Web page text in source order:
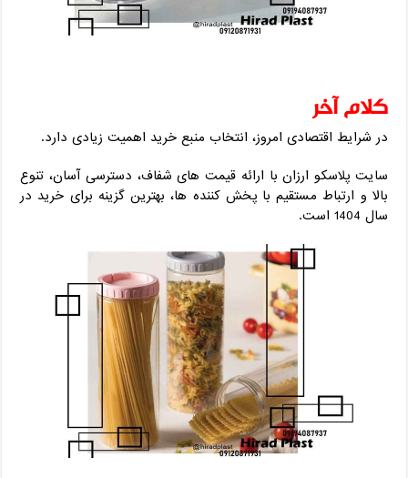
کلام آخر
در شرایط اقتصادی امروز، انتخاب منبع خرید اهمیت زیادی دارد.
سایت پلاسکو ارزان با ارائه قیمت ‌های شفاف، دسترسی آسان، تنوع
بالا و ارتباط مستقیم با پخش‌ کننده‌ ها، بهترین گزینه برای خرید در
سال 1404 است.